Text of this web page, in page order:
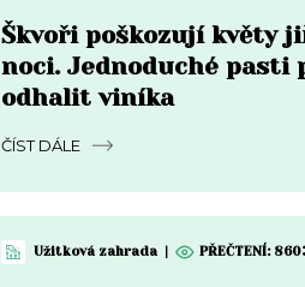
Škvoři poškozují květy
noci. Jednoduché pasti
odhalit viníka
ČÍST DÁLE
Užitková zahrada PŘEČTENÍ: